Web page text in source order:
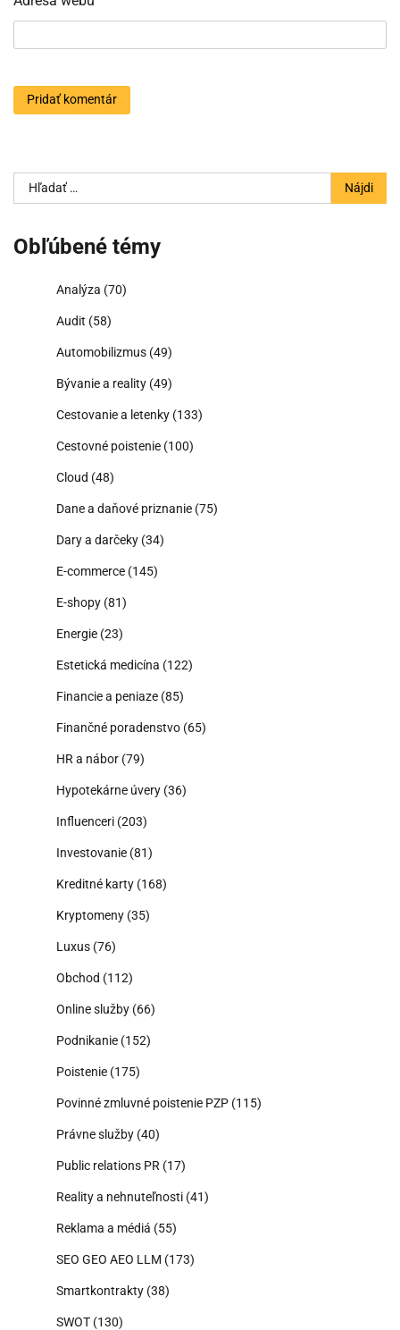
Hľadať:
Obľúbené témy
Analýza (70)
Audit (58)
Automobilizmus (49)
Bývanie a reality (49)
Cestovanie a letenky (133)
Cestovné poistenie (100)
Cloud (48)
Dane a daňové priznanie (75)
Dary a darčeky (34)
E-commerce (145)
E-shopy (81)
Energie (23)
Estetická medicína (122)
Financie a peniaze (85)
Finančné poradenstvo (65)
HR a nábor (79)
Hypotekárne úvery (36)
Influenceri (203)
Investovanie (81)
Kreditné karty (168)
Kryptomeny (35)
Luxus (76)
Obchod (112)
Online služby (66)
Podnikanie (152)
Poistenie (175)
Povinné zmluvné poistenie PZP (115)
Právne služby (40)
Public relations PR (17)
Reality a nehnuteľnosti (41)
Reklama a médiá (55)
SEO GEO AEO LLM (173)
Smartkontrakty (38)
SWOT (130)